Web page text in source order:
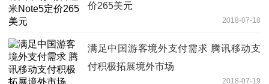
价265美元
2018-07-18
满足中国游客境外支付需求 腾讯移动支
付积极拓展境外市场
2018-07-19